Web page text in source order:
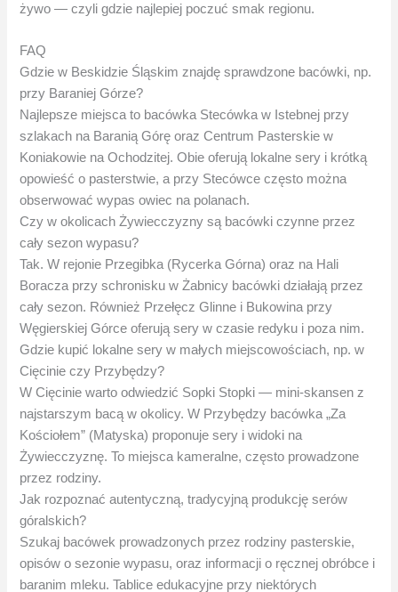
żywo — czyli gdzie najlepiej poczuć smak regionu.
FAQ
Gdzie w Beskidzie Śląskim znajdę sprawdzone bacówki, np.
przy Baraniej Górze?
Najlepsze miejsca to bacówka Stecówka w Istebnej przy
szlakach na Baranią Górę oraz Centrum Pasterskie w
Koniakowie na Ochodzitej. Obie oferują lokalne sery i krótką
opowieść o pasterstwie, a przy Stecówce często można
obserwować wypas owiec na polanach.
Czy w okolicach Żywiecczyzny są bacówki czynne przez
cały sezon wypasu?
Tak. W rejonie Przegibka (Rycerka Górna) oraz na Hali
Boracza przy schronisku w Żabnicy bacówki działają przez
cały sezon. Również Przełęcz Glinne i Bukowina przy
Węgierskiej Górce oferują sery w czasie redyku i poza nim.
Gdzie kupić lokalne sery w małych miejscowościach, np. w
Cięcinie czy Przybędzy?
W Cięcinie warto odwiedzić Sopki Stopki — mini-skansen z
najstarszym bacą w okolicy. W Przybędzy bacówka „Za
Kościołem” (Matyska) proponuje sery i widoki na
Żywiecczyznę. To miejsca kameralne, często prowadzone
przez rodziny.
Jak rozpoznać autentyczną, tradycyjną produkcję serów
góralskich?
Szukaj bacówek prowadzonych przez rodziny pasterskie,
opisów o sezonie wypasu, oraz informacji o ręcznej obróbce i
baranim mleku. Tablice edukacyjne przy niektórych